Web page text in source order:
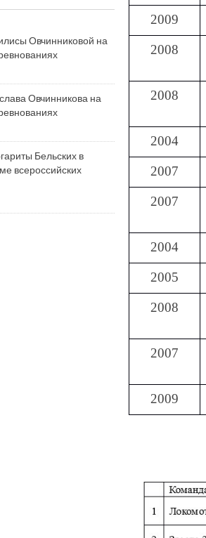
2009
2008
2008
2004
2007
2007
2004
2005
2008
2007
2009
Овчинниковой на
Овчинникова на
Бельских в
всероссийских